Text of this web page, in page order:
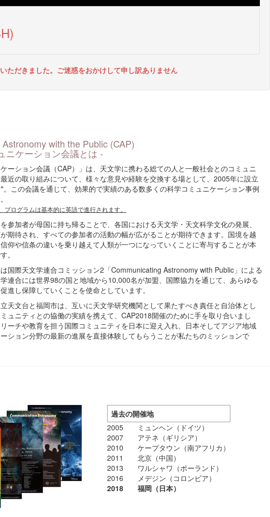
ただきました。ご迷惑をおかけして申し訳ありません
with the Public (CAP)
ニケーション会議とは -
ケーション会議（CAP）」は、天文学に携わる総ての人と一般社会とのコミュニ
近の取り組みについて、様々な意見や経験を交換する場として、2005年に設立
※。この会議を通じて、効果的で実績のある数多くの科学コミュニケーション事例
プログラムは基本的に英語で進行されます。
参加者が母国に持ち帰ることで、各国における天文学・天文科学文化の発展、
期待され、すべての参加者の活動の幅が広がることが期待できます。国境を越
仰や信条の違いを乗り越えて人類が一つになっていくことに寄与することが本
。
国際天文学連合コミッション2「Communicating Astronomy with Public」による
連合には世界98の国と地域から10,000名が加盟、国際協力を通じて、あらゆる
進し保障していくことを使命としています。
天文台と福岡市は、互いに天文学研究機関として果たすべき責任と自治体とし
ュニティとの協働の実績を携えて、CAP2018開催のために手を取り合いまし
ーチや教育を担う国際コミュニティを日本に迎え入れ、日本そしてアジア地域
ション分野の最新の進展を直接体験してもらうことが私たちのミッションで
過去の開催地
2005
ミュンヘン（ドイツ）
2007
アテネ（ギリシア）
2010
ケープタウン（南アフリカ）
2011
北京（中国）
2013
ワルシャワ（ポーランド）
2016
メデジン（コロンビア）
2018
福岡（日本）